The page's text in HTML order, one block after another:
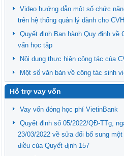
Video hướng dẫn một số chức
trên hệ thống quản lý dành cho
Quyết định Ban hành Quy định về
vấn học tập
Nội dung thực hiện công tác của
Một số văn bản về công tác sinh
Hỗ trợ vay vốn
Vay vốn đóng học phí VietinBank
Quyết định số 05/2022/QĐ-TTg,
23/03/2022 về sửa đổi bổ sung một
điều của Quyết định 157